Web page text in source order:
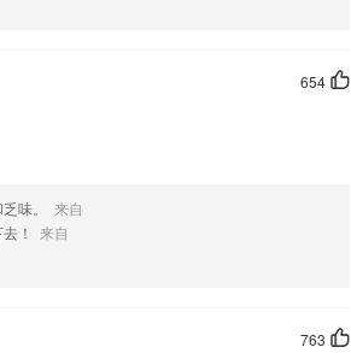
654
味。
来自
！
来自
763